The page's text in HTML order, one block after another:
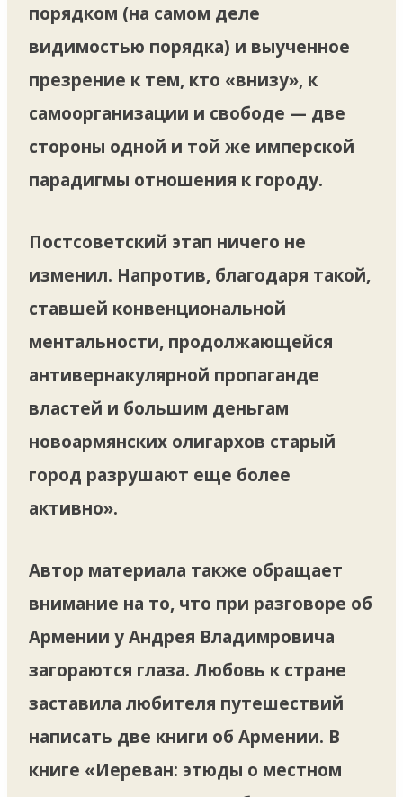
порядком (на самом деле
видимостью порядка) и выученное
презрение к тем, кто «внизу», к
самоорганизации и свободе — две
стороны одной и той же имперской
парадигмы отношения к городу.
Постсоветский этап ничего не
изменил. Напротив, благодаря такой,
ставшей конвенциональной
ментальности, продолжающейся
антивернакулярной пропаганде
властей и большим деньгам
новоармянских олигархов старый
город разрушают еще более
активно».
Автор материала также обращает
внимание на то, что при разговоре об
Армении у Андрея Владимровича
загораются глаза. Любовь к стране
заставила любителя путешествий
написать две книги об Армении. В
книге «Иереван: этюды о местном